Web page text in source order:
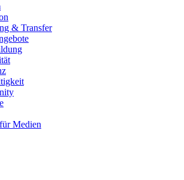
& Transfer
Medien